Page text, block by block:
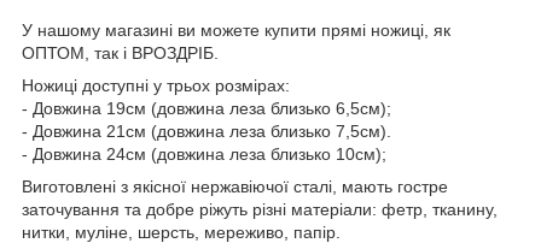
У нашому магазині ви можете купити прямі ножиці, як
ОПТОМ, так і ВРОЗДРІБ.
Ножиці доступні у трьох розмірах:
- Довжина 19см (довжина леза близько 6,5см);
- Довжина 21см (довжина леза близько 7,5см).
- Довжина 24см (довжина леза близько 10см);
Виготовлені з якісної нержавіючої сталі, мають гостре
заточування та добре ріжуть різні матеріали: фетр, тканину,
нитки, муліне, шерсть, мереживо, папір.